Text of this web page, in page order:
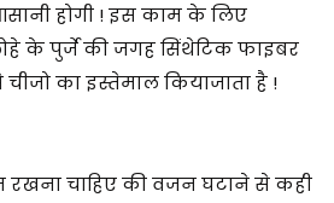
होगी ! इस काम के लिए
के पुर्जे की जगह सिंथेटिक फाइबर
का इस्तेमाल कियाजाता है !
रखना चाहिए की वजन घटाने से कही